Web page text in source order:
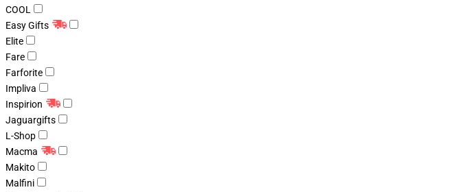
COOL
Easy Gifts
Elite
Fare
Farforite
Impliva
Inspirion
Jaguargifts
L-Shop
Macma
Makito
Malfini